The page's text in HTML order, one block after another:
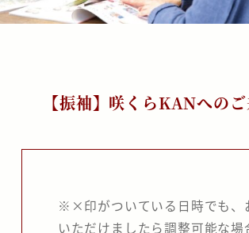
入
の
【振袖】咲くらKANへの
※×印がついている日時でも、
いただけましたら調整可能な場